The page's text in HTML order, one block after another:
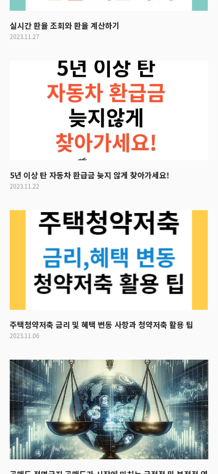
실시간 환율 조회와 환율 계산하기
2023.11.27
5년 이상 탄 자동차 환급금 늦지 않게 찾아가세요!
2023.11.22
주택청약저축 금리 및 혜택 변동 사항과 청약저축 활용 팁
2023.11.06